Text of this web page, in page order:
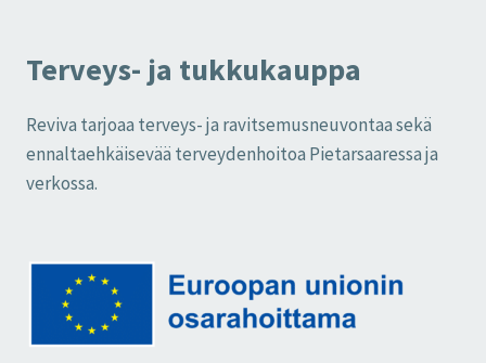
Terveys- ja tukkukauppa
Reviva tarjoaa terveys- ja ravitsemusneuvontaa sekä
ennaltaehkäisevää terveydenhoitoa Pietarsaaressa ja
verkossa.